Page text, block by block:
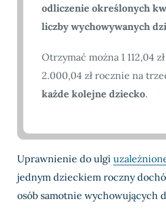
odliczenie określonych
liczby wychowywanych
Otrzymać można 1 112,04
2.000,04 zł rocznie na
każde kolejne dziecko.
Uprawnienie do ulgi
jednym dzieckiem roczny
osób samotnie wychowujących